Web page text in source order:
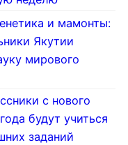
и мамонты:
Якутии
мирового
с нового
будут учиться
заданий